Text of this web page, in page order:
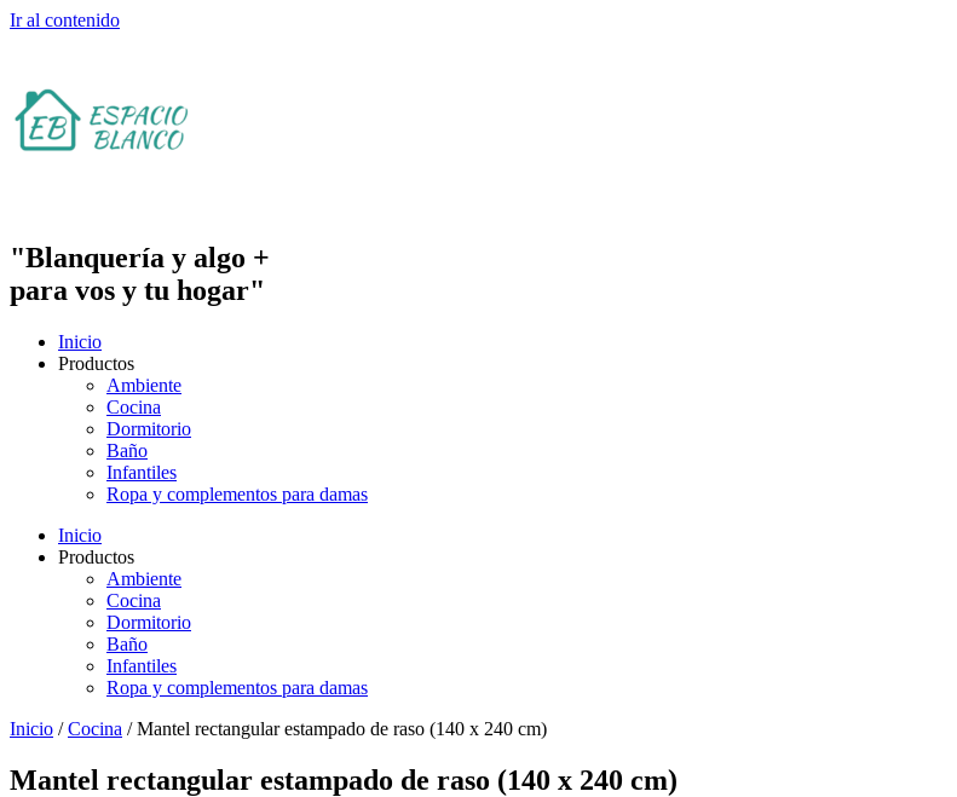
Ir al contenido
"Blanquería y algo +
para vos y tu hogar"
Inicio
Productos
Ambiente
Cocina
Dormitorio
Baño
Infantiles
Ropa y complementos para damas
Inicio
Productos
Ambiente
Cocina
Dormitorio
Baño
Infantiles
Ropa y complementos para damas
Inicio /Cocina / Mantel rectangular estampado de raso (140 x 240 cm)
Mantel rectangular estampado de raso (140 x 240 cm)